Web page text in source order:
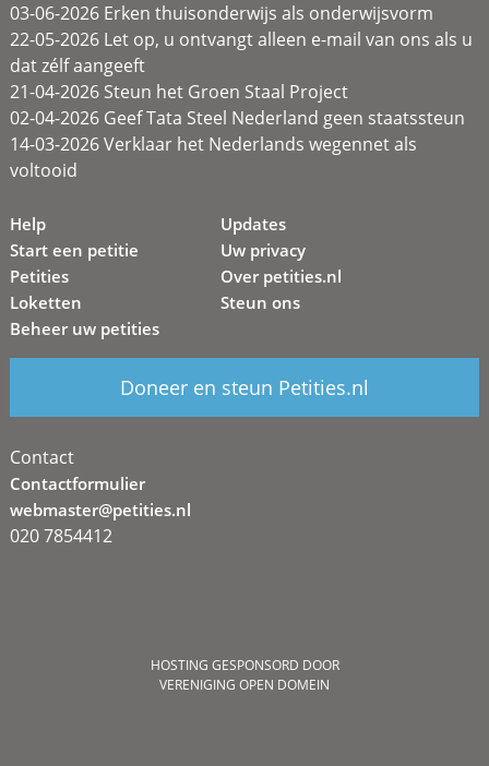
03-06-2026 Erken thuisonderwijs als onderwijsvorm
22-05-2026 Let op, u ontvangt alleen e-mail van ons als u
dat zélf aangeeft
21-04-2026 Steun het Groen Staal Project
02-04-2026 Geef Tata Steel Nederland geen staatssteun
14-03-2026 Verklaar het Nederlands wegennet als
voltooid
Help
Start een petitie
Petities
Loketten
Beheer uw petities
Updates
Uw privacy
Over petities.nl
Steun ons
Doneer en steun Petities.nl
Contact
Contactformulier
webmaster@petities.nl
020 7854412
HOSTING GESPONSORD DOOR
VERENIGING OPEN DOMEIN